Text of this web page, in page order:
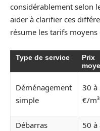
considérablement selon
aider à clarifier ces
résume les tarifs
Type de service
Prix
Déménagement
simple
30 à
€/m³
Débarras
50 à